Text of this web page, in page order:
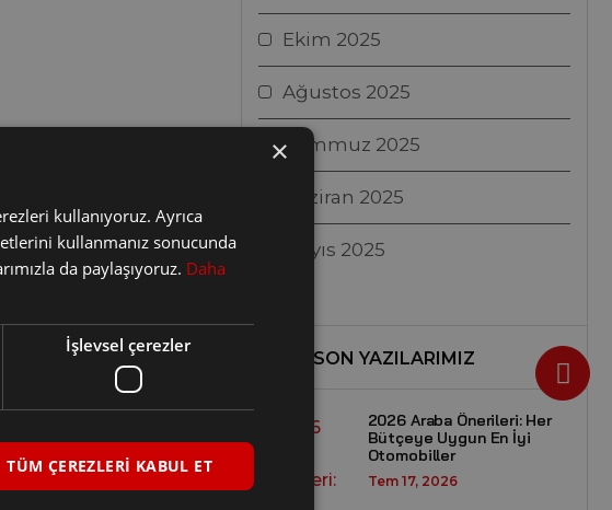
Ekim 2025
Ağustos 2025
Temmuz 2025
Haziran 2025
Mayıs 2025
SON YAZILARIMIZ
2026 Araba Önerileri: Her
Bütçeye Uygun En İyi
Otomobiller
Tem 17, 2026
×
kullanıyoruz. Ayrıca
kullanmanız sonucunda
da paylaşıyoruz. Daha
İşlevsel çerezler
TÜM ÇEREZLERI KABUL ET